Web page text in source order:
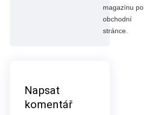
magazínu po
obchodní
stránce.
Napsat
komentář